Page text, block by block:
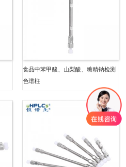
食品中苯甲酸、山梨酸、糖精钠检测
色谱柱